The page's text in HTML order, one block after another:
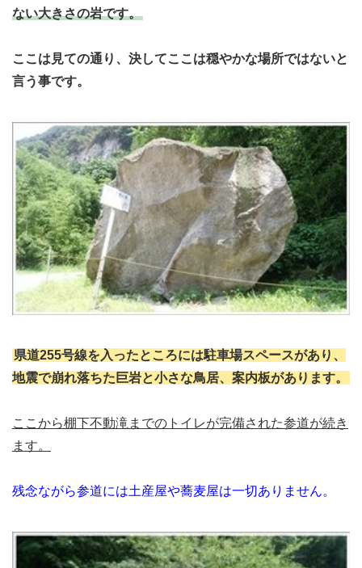
ない大きさの岩です。
ここは見ての通り、決してここは穏やかな場所ではないと
言う事です。
県道255号線を入ったところには駐車場スペースがあり、
地震で崩れ落ちた巨岩と小さな鳥居、案内板があります。
ここから棚下不動滝までのトイレが完備された参道が続き
ます。
残念ながら参道には土産屋や蕎麦屋は一切ありません。